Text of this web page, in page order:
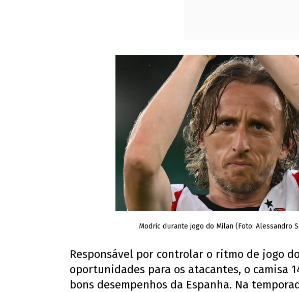
Modric durante jogo do Milan (Foto: Alessandro
Responsável por controlar o ritmo de jogo
oportunidades para os atacantes, o camisa
bons desempenhos da Espanha. Na